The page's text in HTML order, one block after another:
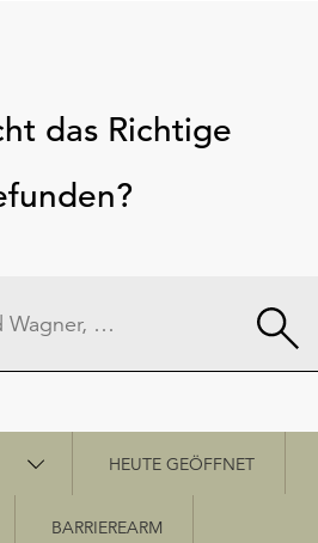
das Richtige
HEUTE GEÖFFNET
BARRIEREARM